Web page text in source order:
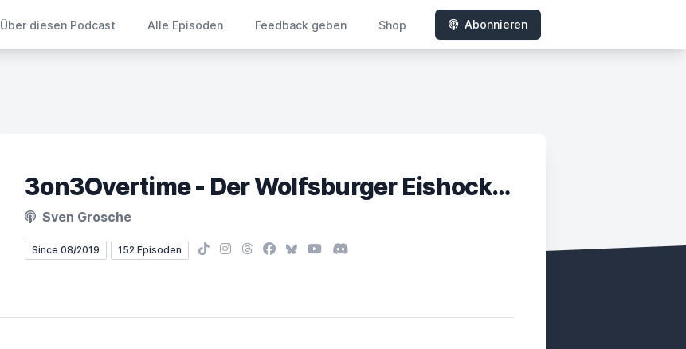
Über diesen Podcast Alle Episoden Feedback geben Shop Abonnieren
3on3Overtime - Der Wolfsburger Eishockeypodcast
Sven Grosche
Since 08/2019 152 Episoden TikTokInstagram
Threads
Facebook
BlueskyYouTubeDiscord